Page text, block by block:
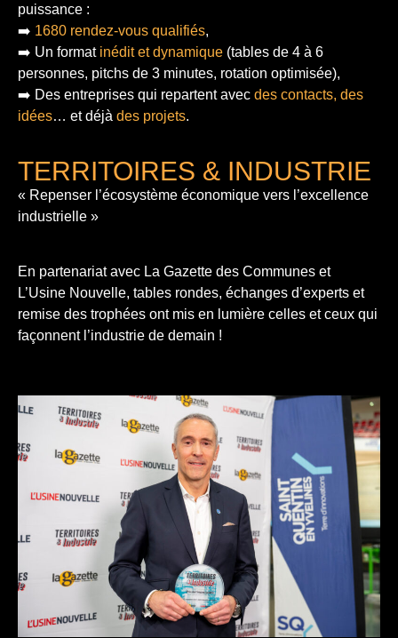
puissance :
➡️ 1680 rendez-vous qualifiés,
➡️ Un format inédit et dynamique (tables de 4 à 6
personnes, pitchs de 3 minutes, rotation optimisée),
➡️ Des entreprises qui repartent avec des contacts, des
idées… et déjà des projets.
TERRITOIRES & INDUSTRIE
« Repenser l’écosystème économique vers l’excellence
industrielle »
En partenariat avec La Gazette des Communes et
L’Usine Nouvelle, tables rondes, échanges d’experts et
remise des trophées ont mis en lumière celles et ceux qui
façonnent l’industrie de demain !